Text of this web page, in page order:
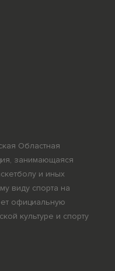
Областная
занимающаяся
и иных
виду спорта на
официальную
культуре и спорту